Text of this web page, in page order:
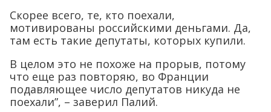
Скорее всего, те, кто поехали,
мотивированы российскими деньгами. Да,
там есть такие депутаты, которых купили.
В целом это не похоже на прорыв, потому
что еще раз повторяю, во Франции
подавляющее число депутатов никуда не
поехали”, – заверил Палий.